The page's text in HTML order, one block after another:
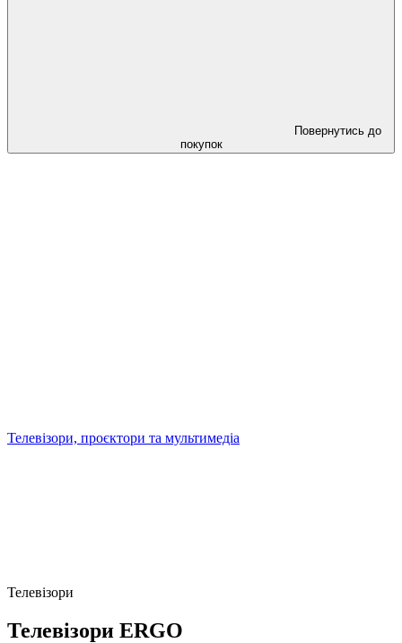
Повернутись до
покупок
Телевізори, проєктори та мультимедіа
Телевізори
Телевізори ERGO